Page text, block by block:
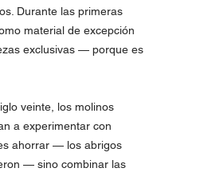
Durante las primeras
material de excepción
exclusivas — porque es
veinte, los molinos
a experimentar con
ahorrar — los abrigos
— sino combinar las